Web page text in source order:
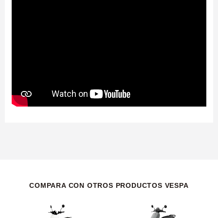
COMPARA CON OTROS PRODUCTOS VESPA